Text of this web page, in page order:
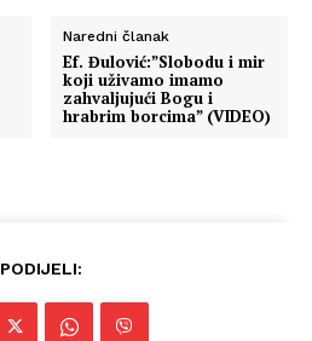
Naredni članak
Ef. Đulović:”Slobodu i mir
koji uživamo imamo
zahvaljujući Bogu i
hrabrim borcima” (VIDEO)
PODIJELI: